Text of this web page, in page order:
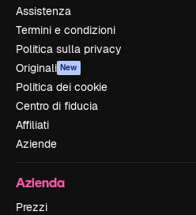
Assistenza
Termini e condizioni
Politica sulla privacy
Originali New
Politica dei cookie
Centro di fiducia
Affiliati
Aziende
Azienda
Prezzi